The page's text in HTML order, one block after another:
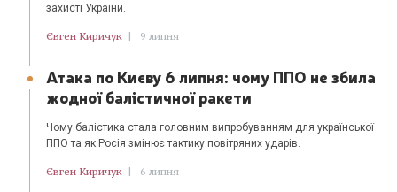
захисті України.
Євген Киричук | 9 липня
Атака по Києву 6 липня: чому ППО не збила
жодної балістичної ракети
Чому балістика стала головним випробуванням для української
ППО та як Росія змінює тактику повітряних ударів.
Євген Киричук | 6 липня